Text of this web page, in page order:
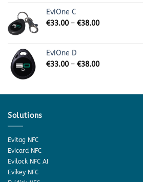
EviOne C
€33.00– €38.00
EviOne D
€33.00– €38.00
Solutions
Evitag NFC
Evicard NFC
Evilock NFC AI
Evikey NFC